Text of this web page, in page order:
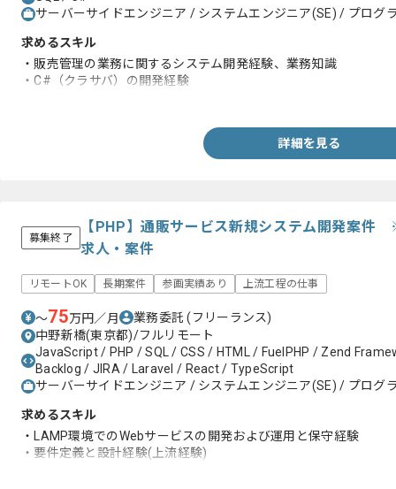
サーバーサイドエンジニア / システムエンジニア(SE) / プログ
求めるスキル
・販売管理の業務に関するシステム開発経験、業務知識
・C#（クラサバ）の開発経験
詳細を見る
募集終了
【PHP】通販サービス新規システム開発案件
求人・案件
リモートOK 長期案件 参画実績あり 上流工程の仕事
〜75万円／月 業務委託(フリーランス)
中野新橋(東京都)/フルリモート
JavaScript / PHP / SQL / CSS / HTML / FuelPHP / Zend
Backlog / JIRA / Laravel / React / TypeScript
サーバーサイドエンジニア / システムエンジニア(SE) / プログ
求めるスキル
・LAMP環境でのWebサービスの開発および運用と保守経験
・要件定義と設計経験(上流経験)